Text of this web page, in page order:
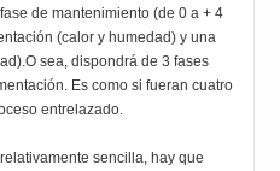
de mantenimiento (de 0 a + 4
(calor y humedad) y una
sea, dispondrá de 3 fases
Es como si fueran cuatro
entrelazado.
sencilla, hay que